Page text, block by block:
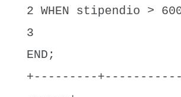
2 WHEN stipendio >
3
END;
+---------